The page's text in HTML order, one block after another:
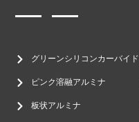
グリーンシリコンカーバイド
ピンク溶融アルミナ
板状アルミナ